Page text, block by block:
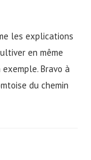
les explications
en même
Bravo à
du chemin